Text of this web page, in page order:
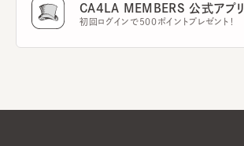
CA4LA MEMBERS 公式アプリ
初回ログインで500ポイントプレゼント！